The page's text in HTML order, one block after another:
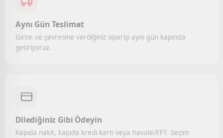
Aynı Gün Teslimat
Girne ve çevresine verdiğiniz siparişi aynı gün kapınıza
getiriyoruz.
Dilediğiniz Gibi Ödeyin
Kapıda nakit, kapıda kredi kartı veya havale/EFT. Seçim